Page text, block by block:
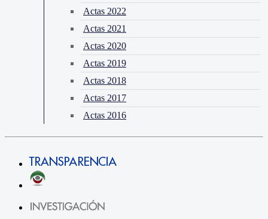
Actas 2022
Actas 2021
Actas 2020
Actas 2019
Actas 2018
Actas 2017
Actas 2016